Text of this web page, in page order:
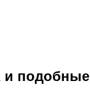
и подобные